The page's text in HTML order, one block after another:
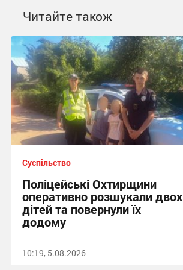
Читайте також
Суспільство
Поліцейські Охтирщини
оперативно розшукали двох
дітей та повернули їх
додому
10:19, 5.08.2026